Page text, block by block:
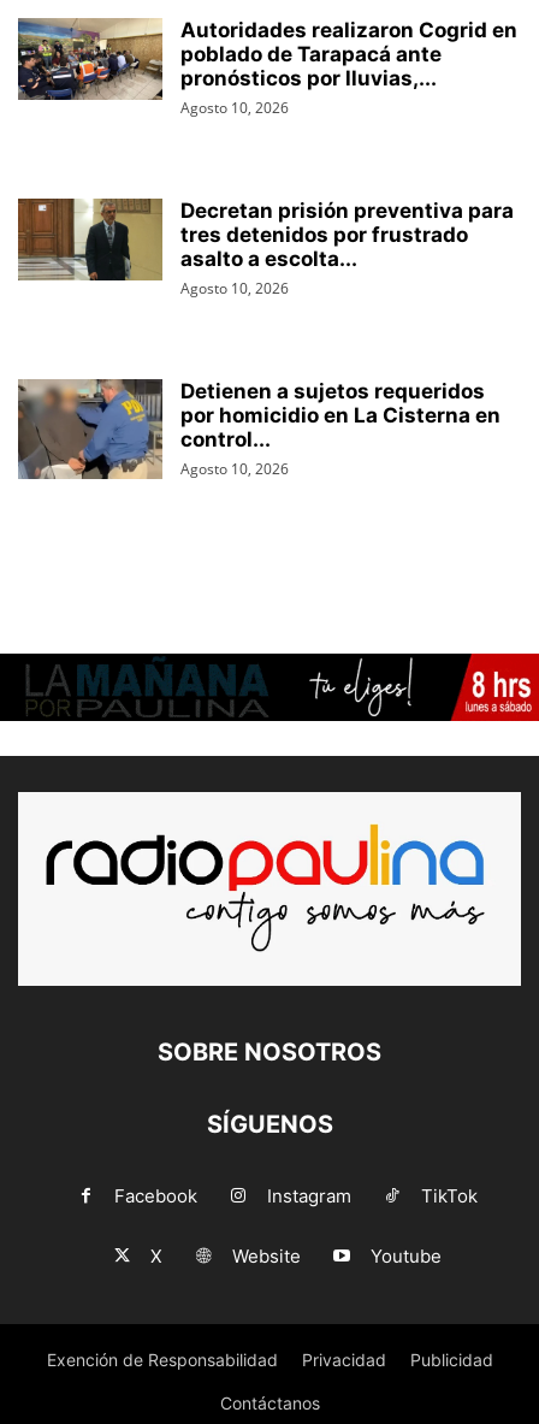
Autoridades realizaron Cogrid en
poblado de Tarapacá ante
pronósticos por lluvias,...
Agosto 10, 2026
Decretan prisión preventiva para
tres detenidos por frustrado
asalto a escolta...
Agosto 10, 2026
Detienen a sujetos requeridos
por homicidio en La Cisterna en
control...
Agosto 10, 2026
SOBRE NOSOTROS
SÍGUENOS
Facebook Instagram TikTok
X Website Youtube
Exención de Responsabilidad Privacidad Publicidad
Contáctanos